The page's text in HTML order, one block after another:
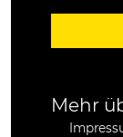
Mehr